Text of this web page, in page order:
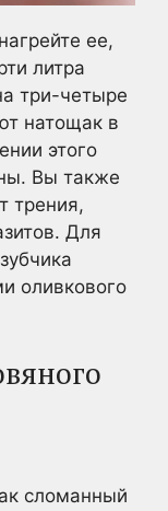
ее,
литра
три-четыре
натощак в
этого
Вы также
трения,
Для
оливкового
сломанный